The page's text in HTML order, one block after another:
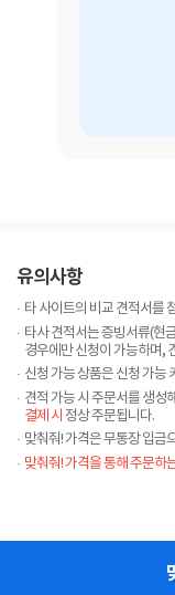
유의사항
· 타 사이트의 비교 견적서를
· 타사 견적서는 증빙서류(현
경우에만 신청이 가능하며,
· 신청 가능 상품은 신청 가능
· 견적 가능 시 주문서를 생성
결제 시 정상 주문됩니다.
· 맞춰줘! 가격은 무통장 입금
· 맞춰줘! 가격을 통해 주문하